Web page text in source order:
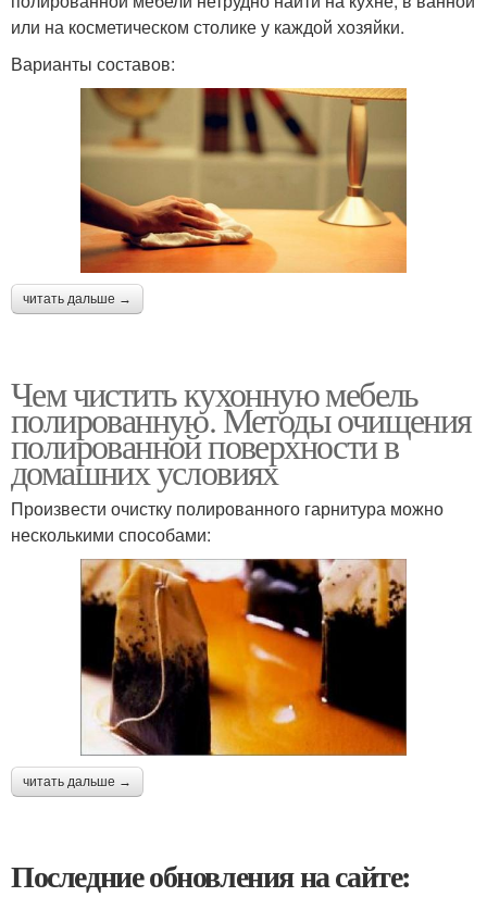
или на косметическом столике у каждой хозяйки.
Варианты составов:
читать дальше →
Чем чистить кухонную мебель
полированную. Методы очищения
полированной поверхности в
домашних условиях
Произвести очистку полированного гарнитура можно
несколькими способами:
читать дальше →
Последние обновления на сайте: